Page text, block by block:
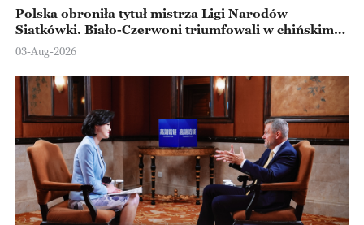
Polska obroniła tytuł mistrza Ligi Narodów
Siatkówki. Biało-Czerwoni triumfowali w chińskim
Ningbo
03-Aug-2026